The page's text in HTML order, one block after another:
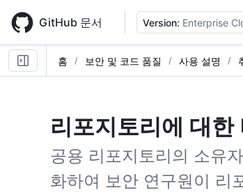
main
content
GitHub 문서 Version: Enterprise
홈 보안 및 코드 품질 사용 설명
리포지토리에 대한
공용 리포지토리의 소유
화하여 보안 연구원이 리